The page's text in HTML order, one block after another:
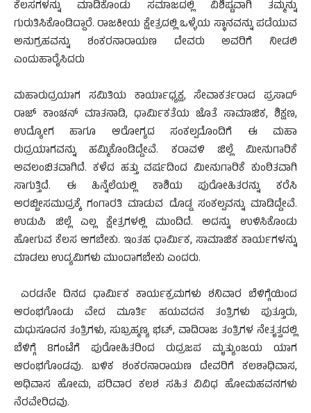
ಕೆಲಸಗಳನ್ನು ಮಾಡಿಕೊಂಡು ಸಮಾಜದಲ್ಲಿ ವಿಶಿಷ್ಟವಾಗಿ ತಮ್ಮನ್ನು
ಗುರುತಿಸಿಕೊಂಡಿದ್ದಾರೆ. ರಾಜಕೀಯ ಕ್ಷೇತ್ರದಲ್ಲಿ ಒಳ್ಳೆಯ ಸ್ಥಾನವನ್ನು ಪಡೆಯುವ
ಅನುಗ್ರಹವನ್ನು ಶಂಕರನಾರಾಯಣ ದೇವರು ಅವರಿಗೆ ನೀಡಲಿ
ಎಂದು‌ಹಾರೈಸಿದರು
ಮಹಾರುದ್ರಯಾಗ ಸಮಿತಿಯ ಕಾರ್ಯಾಧ್ಯಕ್ಷ, ಸೇವಾಕರ್ತರಾದ ಪ್ರಸಾದ್
ರಾಜ್ ಕಾಂಚನ್ ಮಾತನಾಡಿ, ಧಾರ್ಮಿಕತೆಯ ಜೊತೆ ಸಾಮಾಜಿಕ, ಶಿಕ್ಷಣ,
ಉದ್ಯೋಗ ಹಾಗೂ ಆರೋಗ್ಯದ ಸಂಕಲ್ಪದೊಂದಿಗೆ ಈ ಮಹಾ
ರುದ್ರಯಾಗವನ್ನು ಹಮ್ಮಿಕೊಂಡಿದ್ದೇವೆ. ಕರಾವಳಿ ಜಿಲ್ಲೆ ಮೀನುಗಾರಿಕೆ
ಅವಲಂಬಿತವಾಗಿದೆ. ಕಳೆದ ಹತ್ತು ವರ್ಷದಿಂದ ಮೀನುಗಾರಿಕೆ ಕುಂಠಿತವಾಗಿ
ಸಾಗುತ್ತಿದೆ. ಈ ಹಿನ್ನೆಲೆಯಲ್ಲಿ ಕಾಶಿಯ ಪುರೋಹಿತರನ್ನು ಕರೆಸಿ
ಅರಬ್ಬೀಸಮುದ್ರಕ್ಕೆ ಗಂಗಾರತಿ ಮಾಡುವ ದೊಡ್ಡ ಸಂಕಲ್ಪವನ್ನು ಮಾಡಿದ್ದೇವೆ.
ಉಡುಪಿ ಜಿಲ್ಲೆ ಎಲ್ಲ ಕ್ಷೇತ್ರಗಳಲ್ಲಿ ಮುಂದಿದೆ. ಅದನ್ನು ಉಳಿಸಿಕೊಂಡು
ಹೋಗುವ ಕೆಲಸ ಆಗಬೇಕು. ಇಂತಹ ಧಾರ್ಮಿಕ, ಸಾಮಾಜಿಕ ಕಾರ್ಯಗಳನ್ನು‌
ಮಾಡಲು ಉದ್ಯಮಿಗಳು ಮುಂದಾಗಬೇಕು‌ ಎಂದರು.
ಎರಡನೇ ದಿನದ ಧಾರ್ಮಿಕ ಕಾರ್ಯಕ್ರಮಗಳು ಶನಿವಾರ ಬೆಳಿಗ್ಗೆಯಿಂದ
ಆರಂಭಗೊಂಡು ವೇದ ಮೂರ್ತಿ ಹಯವದನ ತಂತ್ರಿಗಳು ಪುತ್ತೂರು,
ಮಧುಸೂದನ ತಂತ್ರಿಗಳು, ಸುಬ್ರಹ್ಮಣ್ಯ ಭಟ್, ವಾದಿರಾಜ ತಂತ್ರಿಗಳ ನೇತೃತ್ವದಲ್ಲಿ
ಬೆಳಿಗ್ಗೆ 8ಗಂಟೆಗೆ ಪುರೋಹಿತರಿಂದ ರುದ್ರಜಪ ಮೃತ್ಯುಂಜಯ ಯಾಗ
ಆರಂಭಗೊಂಡವು. ಬಳಿಕ ಶಂಕರನಾರಾಯಣ ದೇವರಿಗೆ ಕಲಶಾಧಿವಾಸ,
ಅಧಿವಾಸ ಹೋಮ, ಪರಿವಾರ ಕಲಶ ಸಹಿತ ವಿವಿಧ ಹೋಮಹವನಗಳು
ನೆರವೇರಿದವು.